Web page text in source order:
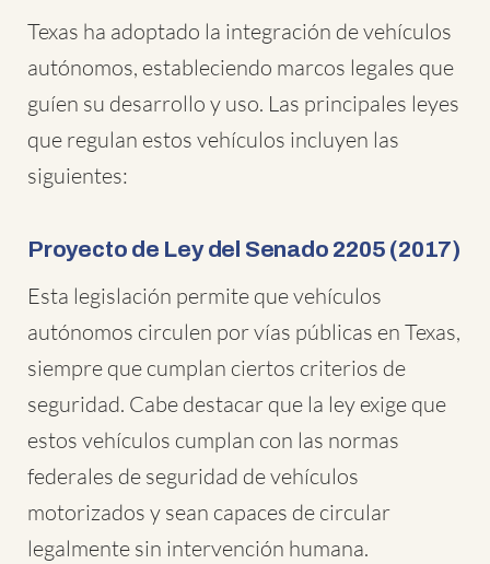
Texas ha adoptado la integración de vehículos
autónomos, estableciendo marcos legales que
guíen su desarrollo y uso. Las principales leyes
que regulan estos vehículos incluyen las
siguientes:
Proyecto de Ley del Senado 2205 (2017)
Esta legislación permite que vehículos
autónomos circulen por vías públicas en Texas,
siempre que cumplan ciertos criterios de
seguridad. Cabe destacar que la ley exige que
estos vehículos cumplan con las normas
federales de seguridad de vehículos
motorizados y sean capaces de circular
legalmente sin intervención humana.